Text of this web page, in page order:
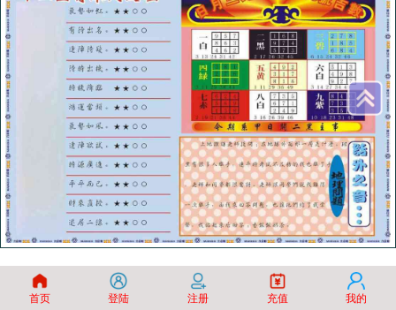
首页 登陆 注册 充值 我的